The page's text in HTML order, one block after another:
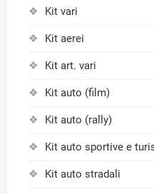
Kit vari
Kit aerei
Kit art. vari
Kit auto (film)
Kit auto (rally)
Kit auto sportive e
Kit auto stradali